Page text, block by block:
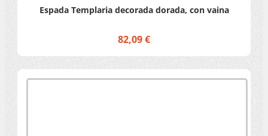
Espada Templaria decorada dorada, con vaina
82,09 €